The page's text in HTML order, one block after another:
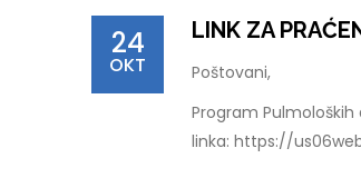
24
OKT
LINK ZA
Poštovani,
Program
linka: https://